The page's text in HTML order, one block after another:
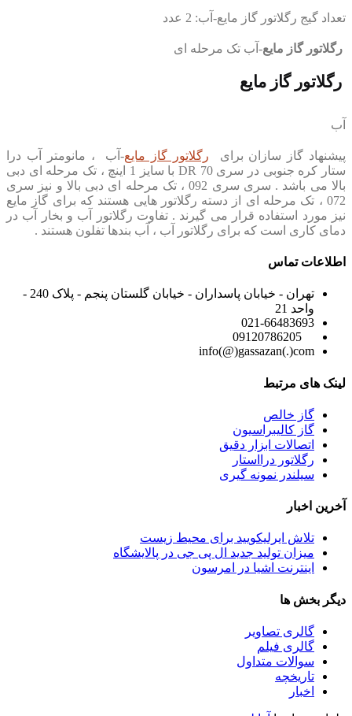
تعداد گیج رگلاتور گاز مایع-آب: 2 عدد
رگلاتور گاز مایع-آب تک مرحله ای
رگلاتور گاز مایع
آب
پیشنهاد گاز سازان برای رگلاتور گاز مایع-آب ، مانومتر آب درا
ستار کره جنوبی در سری DR 70 با سایز 1 اینچ ، تک مرحله ای دبی
بالا می باشد . سری سری 092 ، تک مرحله ای دبی بالا و نیز سری
072 ، تک مرحله ای از دسته رگلاتور هایی هستند که برای گاز مایع
نیز مورد استفاده قرار می گیرند . تفاوت رگلاتور آب و بخار آب در
دمای کاری است که برای رگلاتور آب ، آب بندها تفلون هستند .
اطلاعات تماس
تهران - خیابان پاسداران - خیابان گلستان پنجم - پلاک 240 -
واحد 21
021-66483693
info(@)gassazan(.)com
لینک های مرتبط
گاز خالص
گاز کالیبراسیون
اتصالات ابزار دقیق
رگلاتور درااستار
سیلندر نمونه گیری
آخرین اخبار
تلاش ایرلیکویید برای محیط زیست
میزان تولید جدید ال پی جی در پالایشگاه
اینترنت اشیا در امرسون
دیگر بخش ها
گالری تصاویر
گالری فیلم
سوالات متداول
تاریخچه
اخبار